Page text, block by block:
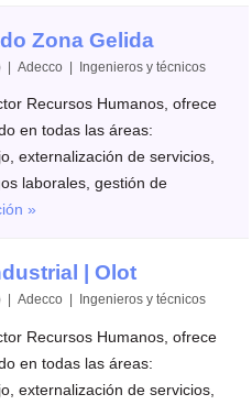
Zona Gelida
| Adecco | Ingenieros y técnicos
Recursos Humanos, ofrece
en todas las áreas:
externalización de servicios,
laborales, gestión de
»
| Olot
| Adecco | Ingenieros y técnicos
Recursos Humanos, ofrece
en todas las áreas:
externalización de servicios,